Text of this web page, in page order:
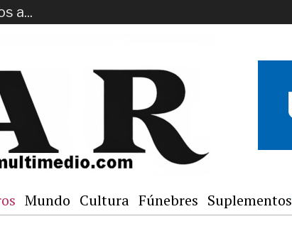
a...
Mundo Cultura Fúnebres Suplementos